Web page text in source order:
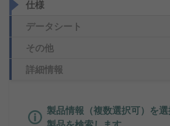
仕様
データシート
その他
詳細情報
製品情報（複数選択可）を